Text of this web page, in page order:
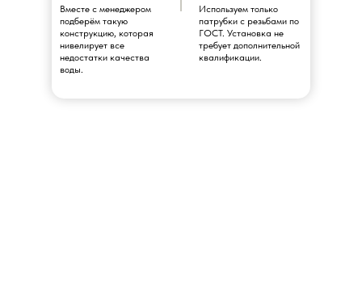
Вместе с менеджером
подберём такую
конструкцию, которая
нивелирует все
недостатки качества
воды.
Используем только
патрубки с резьбами по
ГОСТ. Установка не
требует дополнительной
квалификации.